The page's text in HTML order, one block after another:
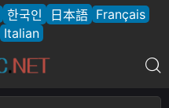
한국인 日本語 Français
Italian